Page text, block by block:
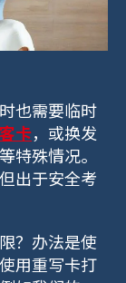
也需要临时
卡，或换发
等特殊情况。
出于安全考
？办法是使
用重写卡打